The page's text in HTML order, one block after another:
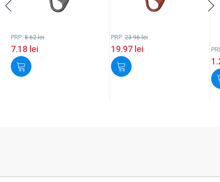
PRP: 8.62lei
7.18 lei
PRP: 23.96lei
19.97 lei